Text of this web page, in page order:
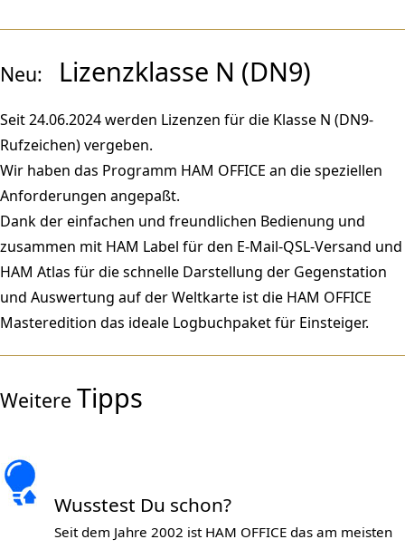
Neu: Lizenzklasse N (DN9)
Seit 24.06.2024 werden Lizenzen für die Klasse N (DN9-
Rufzeichen) vergeben.
Wir haben das Programm HAM OFFICE an die speziellen
Anforderungen angepaßt.
Dank der einfachen und freundlichen Bedienung und
zusammen mit HAM Label für den E-Mail-QSL-Versand und
HAM Atlas für die schnelle Darstellung der Gegenstation
und Auswertung auf der Weltkarte ist die HAM OFFICE
Masteredition das ideale Logbuchpaket für Einsteiger.
Weitere Tipps
Wusstest Du schon?
Seit dem Jahre 2002 ist HAM OFFICE das am meisten